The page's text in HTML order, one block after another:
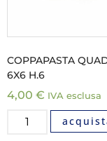
COPPAPASTA
6X6 H.6
4,00 € IVA esclusa